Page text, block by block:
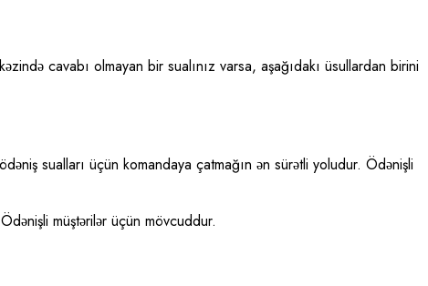
cavabı olmayan bir sualınız varsa, aşağıdakı üsullardan birini
sualları üçün komandaya çatmağın ən sürətli yoludur. Ödənişli
müştərilər üçün mövcuddur.